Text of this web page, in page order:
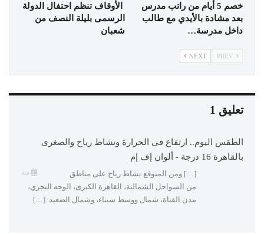
خصم 5 أيام من راتب مدرس
بعد مشادة بالأيدي مع طالب
داخل مدرسة…
الأوقاف تنظم احتفال الدولة
الرسمى بليلة النصف من
شعبان
NEXT
تعليق 1
الطقس اليوم.. ارتفاع فى الحرارة ونشاط رياح والصغرى
بالقاهرة 16 درجة - ألوان إف إم
منذ
[…] ومن المتوقع نشاط رياح على مناطق
من السواحل الشمالية، القاهرة الكبرى، الوجه البحري،
مدن القناة، شمال ووسط سيناء، وشمال الصعيد. […]